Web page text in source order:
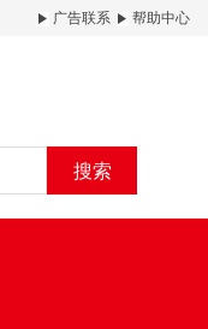
广告联系 帮助中心
搜索